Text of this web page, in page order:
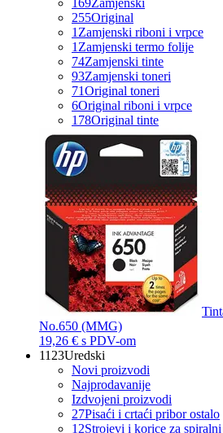
169Zamjenski
255Original
1 Zamjenski riboni i vrpce
1 Zamjenski termo folije
74Zamjenski tinte
93Zamjenski toneri
71Original toneri
6Original riboni i vrpce
178Original tinte
No.650 (MMG)
19,26 € s PDV-om
1123Uredski
Novi proizvodi
Najprodavanije
Izdvojeni proizvodi
27Pisaći i crtaći pribor ostalo
12Strojevi i korice za